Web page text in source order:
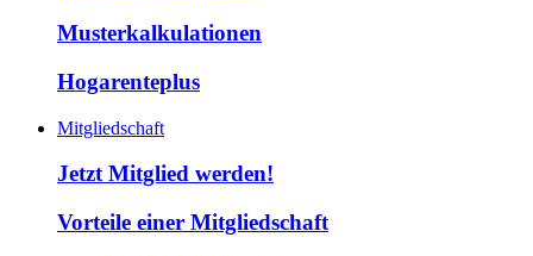
Musterkalkulationen
Hogarenteplus
Mitgliedschaft
Jetzt Mitglied werden!
Vorteile einer Mitgliedschaft